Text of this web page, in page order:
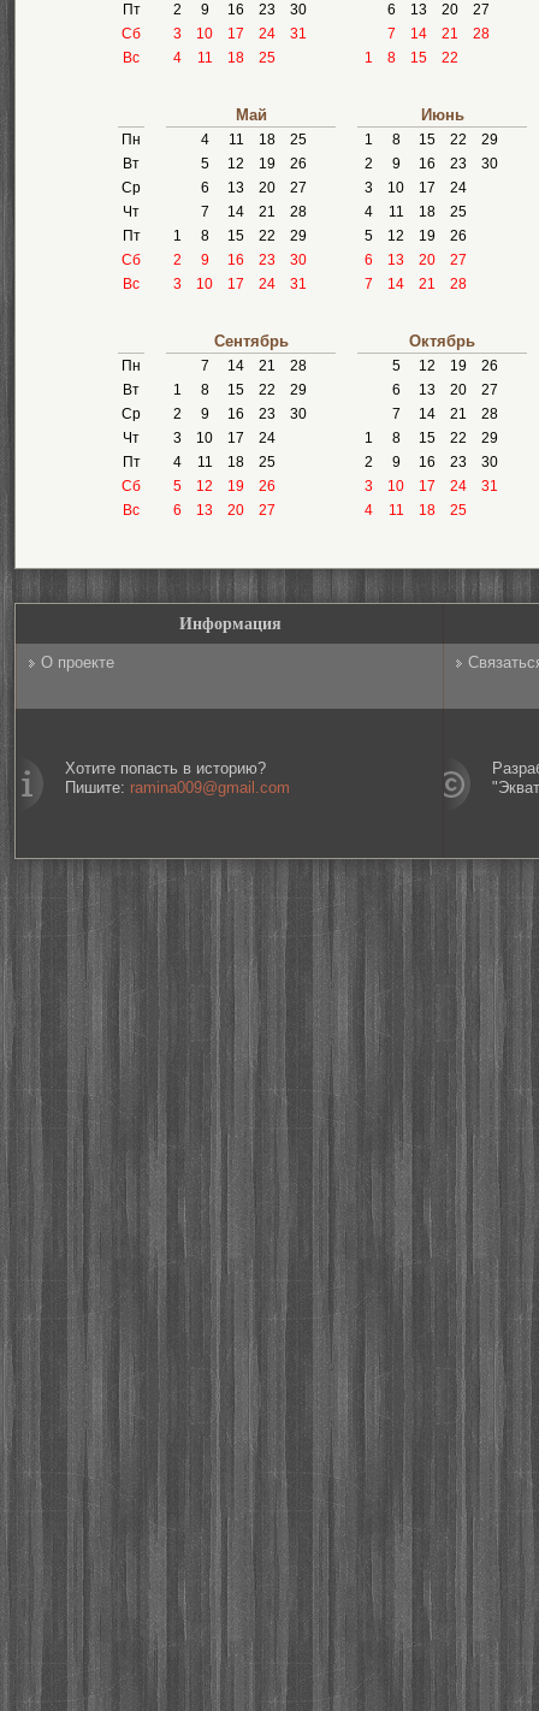
Пт
Сб
Вс
2
9 16 23
30
3
10 17 24
31
4
11 18 25
6
13 20
27
7
14 21
28
1
8 15 22
Пн
Вт
Ср
Чт
Пт
Сб
Вс
Май
4 11 18
25
5
12 19
26
6
13 20
27
7
14 21
28
1
8 15 22
29
2
9 16 23
30
3
10 17 24 31
Июнь
1 8 15 22
29
2
9 16 23
30
3
10 17
24
4
11 18
25
5
12 19
26
6
13 20
27
7
14 21 28
Пн
Вт
Ср
Чт
Пт
Сб
Вс
Сентябрь
7 14 21
28
1
8 15 22
29
2
9 16 23
30
3
10 17
24
4
11 18
25
5
12 19
26
6
13 20 27
Октябрь
5 12 19
26
6
13 20
27
7
14 21
28
1
8 15 22
29
2
9 16 23
30
3
10 17 24
31
4
11 18 25
Информация
О проекте
Хотите попасть в историю?
Пишите: ramina009@gmail.com